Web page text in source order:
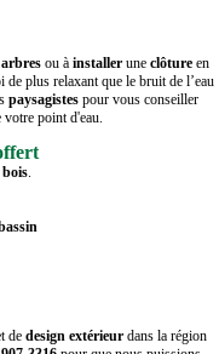
arbres ou à installer une clôture en
de plus relaxant que le bruit de l’eau
paysagistes pour vous conseiller
votre point d'eau.
bois.
de design extérieur dans la région